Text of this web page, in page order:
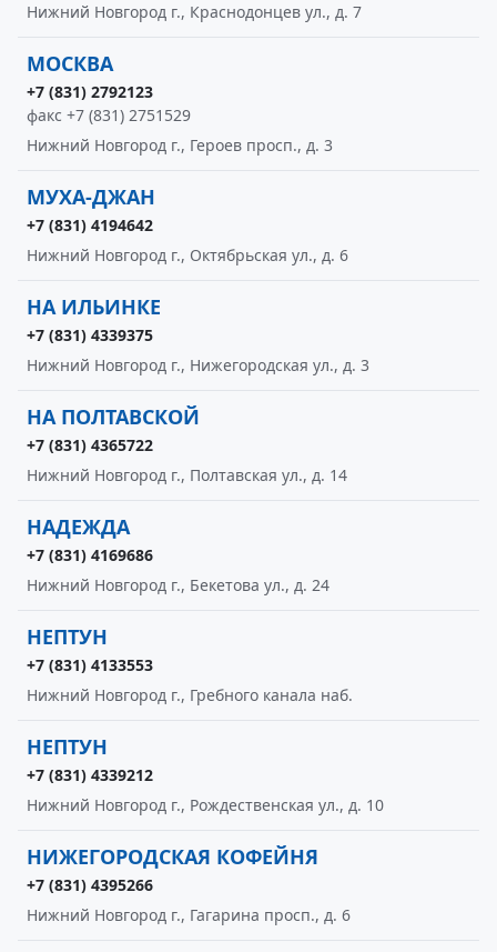
Нижний Новгород г., Краснодонцев ул., д. 7
МОСКВА
+7 (831) 2792123
факс +7 (831) 2751529
Нижний Новгород г., Героев просп., д. 3
МУХА-ДЖАН
+7 (831) 4194642
Нижний Новгород г., Октябрьская ул., д. 6
НА ИЛЬИНКЕ
+7 (831) 4339375
Нижний Новгород г., Нижегородская ул., д. 3
НА ПОЛТАВСКОЙ
+7 (831) 4365722
Нижний Новгород г., Полтавская ул., д. 14
НАДЕЖДА
+7 (831) 4169686
Нижний Новгород г., Бекетова ул., д. 24
НЕПТУН
+7 (831) 4133553
Нижний Новгород г., Гребного канала наб.
НЕПТУН
+7 (831) 4339212
Нижний Новгород г., Рождественская ул., д. 10
НИЖЕГОРОДСКАЯ КОФЕЙНЯ
+7 (831) 4395266
Нижний Новгород г., Гагарина просп., д. 6